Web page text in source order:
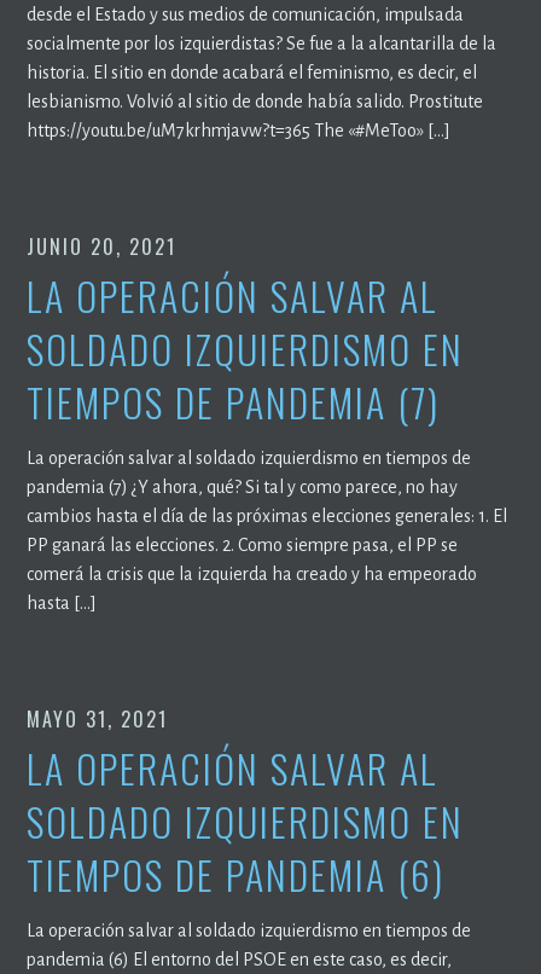
desde el Estado y sus medios de comunicación, impulsada
socialmente por los izquierdistas? Se fue a la alcantarilla de la
historia. El sitio en donde acabará el feminismo, es decir, el
lesbianismo. Volvió al sitio de donde había salido. Prostitute
https://youtu.be/uM7krhmjavw?t=365 The «#MeToo» […]
JUNIO 20, 2021
LA OPERACIÓN SALVAR AL
SOLDADO IZQUIERDISMO EN
TIEMPOS DE PANDEMIA (7)
La operación salvar al soldado izquierdismo en tiempos de
pandemia (7) ¿Y ahora, qué? Si tal y como parece, no hay
cambios hasta el día de las próximas elecciones generales: 1. El
PP ganará las elecciones. 2. Como siempre pasa, el PP se
comerá la crisis que la izquierda ha creado y ha empeorado
hasta […]
MAYO 31, 2021
LA OPERACIÓN SALVAR AL
SOLDADO IZQUIERDISMO EN
TIEMPOS DE PANDEMIA (6)
La operación salvar al soldado izquierdismo en tiempos de
pandemia (6) El entorno del PSOE en este caso, es decir,